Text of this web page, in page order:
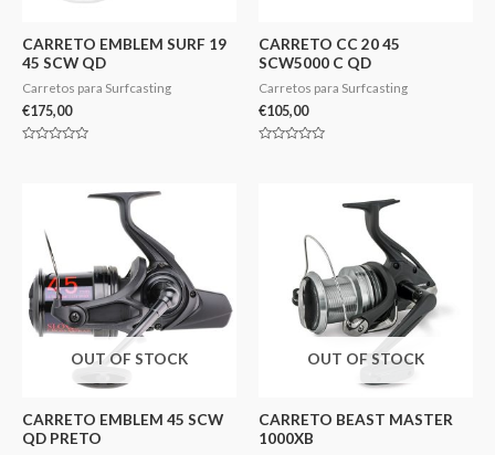
CARRETO EMBLEM SURF 19
45 SCW QD
Carretos para Surfcasting
€175,00
CARRETO CC 20 45
SCW5000 C QD
Carretos para Surfcasting
€105,00
OUT OF STOCK
CARRETO EMBLEM 45 SCW
QD PRETO
OUT OF STOCK
CARRETO BEAST MASTER
1000XB